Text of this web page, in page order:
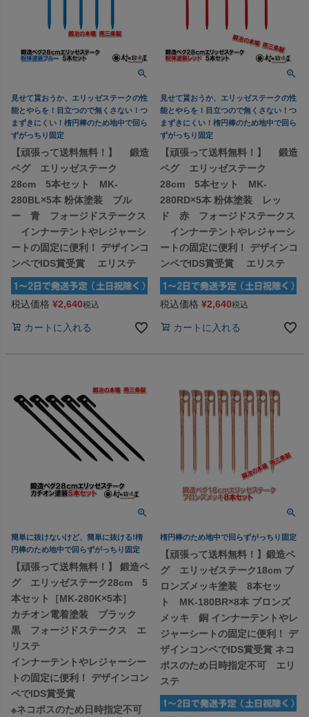
見せて貰おうか、エリッゼステークの性
能とやらを！目立つので無くさない！つ
まずきにくい！楕円棒のため地中で回ら
ずがっちり固定
【頑張って送料無料！】 鍛造
ペグ エリッゼステーク
28cm 5本セット MK-
280BL×5本 粉体塗装 ブル
ー 青 フォージドステークス
インナーテントやレジャーシ
ートの固定に便利！ デザインコ
ンペでIDS賞受賞 エリステ
税込価格 ¥2,640税込
カートに入れる
見せて貰おうか、エリッゼステークの性
能とやらを！目立つので無くさない！つ
まずきにくい！楕円棒のため地中で回ら
ずがっちり固定
【頑張って送料無料！】 鍛造
ペグ エリッゼステーク
28cm 5本セット MK-
280RD×5本 粉体塗装 レッ
ド 赤 フォージドステークス
インナーテントやレジャーシ
ートの固定に便利！ デザインコ
ンペでIDS賞受賞 エリステ
税込価格 ¥2,640税込
カートに入れる
簡単に抜けないけど、簡単に抜ける!楕
円棒のため地中で回らずがっちり固定
【頑張って送料無料！】 鍛造ペ
グ エリッゼステーク28cm 5
本セット［MK-280K×5本］
カチオン電着塗装 ブラック
黒 フォージドステークス エ
リステ
インナーテントやレジャーシー
トの固定に便利！ デザインコン
ペでIDS賞受賞
※ネコポスのため日時指定不可
楕円棒のため地中で回らずがっちり固定
【頑張って送料無料！】鍛造ペ
グ エリッゼステーク18cm ブ
ロンズメッキ塗装 8本セッ
ト MK-180BR×8本 ブロンズ
メッキ 銅 インナーテントやレ
ジャーシートの固定に便利！ デ
ザインコンペでIDS賞受賞 ネコ
ポスのため日時指定不可 エリ
ステ